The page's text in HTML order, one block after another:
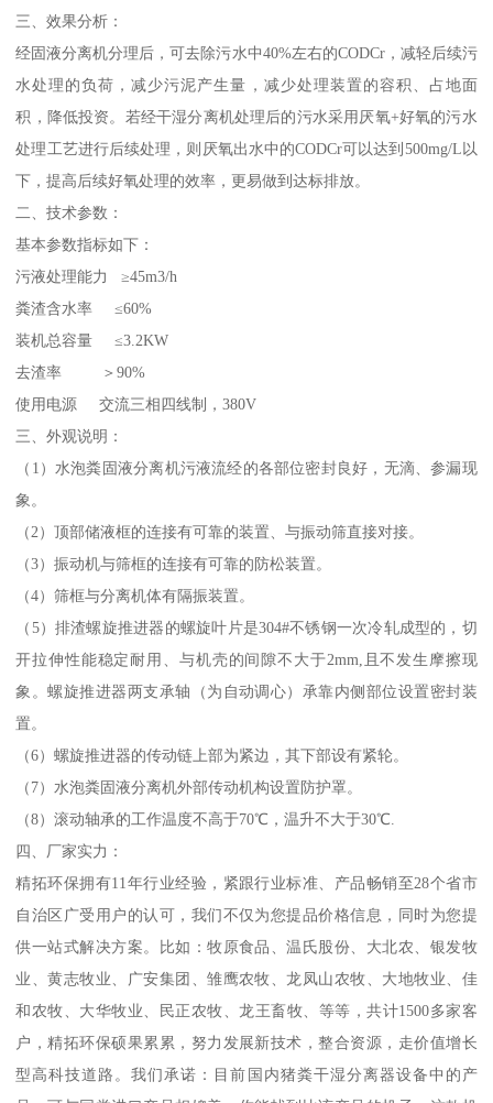
三、效果分析：
经固液分离机分理后，可去除污水中40%左右的CODCr，减轻后续污
水处理的负荷，减少污泥产生量，减少处理装置的容积、占地面
积，降低投资。若经干湿分离机处理后的污水采用厌氧+好氧的污水
处理工艺进行后续处理，则厌氧出水中的CODCr可以达到500mg/L以
下，提高后续好氧处理的效率，更易做到达标排放。
二、技术参数：
基本参数指标如下：
污液处理能力 ≥45m3/h
粪渣含水率 ≤60%
装机总容量 ≤3.2KW
去渣率 ＞90%
使用电源 交流三相四线制，380V
三、外观说明：
（1）水泡粪固液分离机污液流经的各部位密封良好，无滴、参漏现
象。
（2）顶部储液框的连接有可靠的装置、与振动筛直接对接。
（3）振动机与筛框的连接有可靠的防松装置。
（4）筛框与分离机体有隔振装置。
（5）排渣螺旋推进器的螺旋叶片是304#不锈钢一次冷轧成型的，切
开拉伸性能稳定耐用、与机壳的间隙不大于2mm,且不发生摩擦现
象。螺旋推进器两支承轴（为自动调心）承靠内侧部位设置密封装
置。
（6）螺旋推进器的传动链上部为紧边，其下部设有紧轮。
（7）水泡粪固液分离机外部传动机构设置防护罩。
（8）滚动轴承的工作温度不高于70℃，温升不大于30℃.
四、厂家实力：
精拓环保拥有11年行业经验，紧跟行业标准、产品畅销至28个省市
自治区广受用户的认可，我们不仅为您提品价格信息，同时为您提
供一站式解决方案。比如：牧原食品、温氏股份、大北农、银发牧
业、黄志牧业、广安集团、雏鹰农牧、龙凤山农牧、大地牧业、佳
和农牧、大华牧业、民正农牧、龙王畜牧、等等，共计1500多家客
户，精拓环保硕果累累，努力发展新技术，整合资源，走价值增长
型高科技道路。我们承诺：目前国内猪粪干湿分离器设备中的产